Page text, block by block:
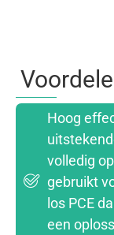
Hoog
volledig
gebruikt
los PCE
een